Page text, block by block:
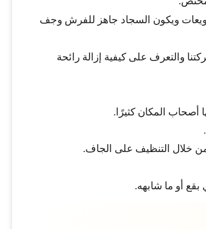
ويكون السجاد جاهز للفرش وجف
والتعرف على كيفية إزالة رائحة
أصحاب المكان كثيرًا.
خلال التنظيف على الجاف.
أو ما شابهه.